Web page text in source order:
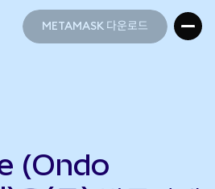
METAMASK 다운로드
(Ondo